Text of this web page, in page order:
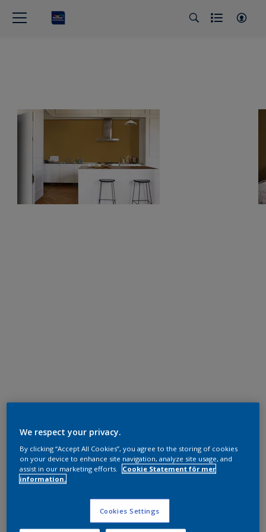
We respect your privacy.
By clicking “Accept All Cookies”, you agree to the storing of cookies
on your device to enhance site navigation, analyze site usage, and
assist in our marketing efforts.
Cookie Statement för mer
information.
Cookies Settings